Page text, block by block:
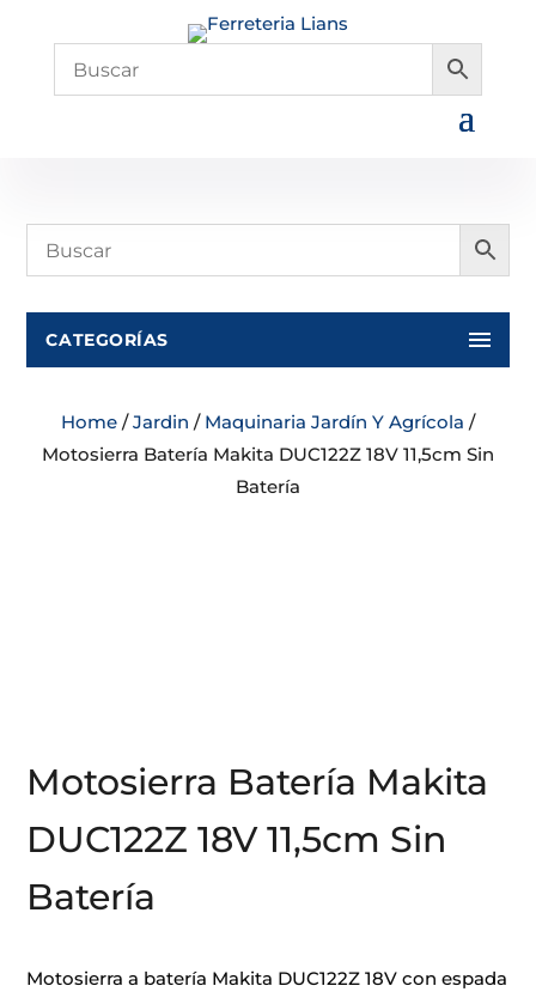
CATEGORÍAS
Home /Jardin / Maquinaria Jardín Y Agrícola /
Motosierra Batería Makita DUC122Z 18V 11,5cm Sin
Batería
Motosierra Batería Makita
DUC122Z 18V 11,5cm Sin
Batería
Motosierra a batería Makita DUC122Z 18V con espada